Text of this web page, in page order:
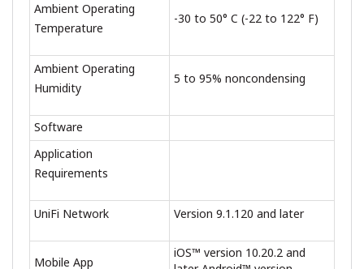
Ambient Operating
Temperature
-30 to 50° C (-22 to 122° F)
Ambient Operating
Humidity
5 to 95% noncondensing
Software
Application
Requirements
UniFi Network Version 9.1.120 and later
Mobile App
iOS™ version 10.20.2 and